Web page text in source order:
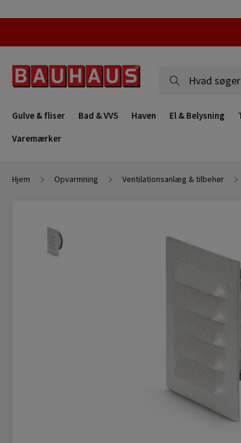
Gulve & fliser Bad & VVS Haven El & Belysning
Varemærker
Hjem Opvarmning Ventilationsanlæg & tilbehør